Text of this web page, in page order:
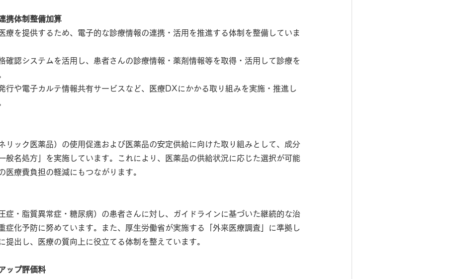
携体制整備加算
療を提供するため、電子的な診療情報の連携・活用を推進する体制を整備していま
確認システムを活用し、患者さんの診療情報・薬剤情報等を取得・活用して診療を
行や電子カルテ情報共有サービスなど、医療DXにかかる取り組みを実施・推進し
リック医薬品）の使用促進および医薬品の安定供給に向けた取り組みとして、成分
般名処方」を実施しています。これにより、医薬品の供給状況に応じた選択が可能
医療費負担の軽減にもつながります。
症・脂質異常症・糖尿病）の患者さんに対し、ガイドラインに基づいた継続的な治
症化予防に努めています。また、厚生労働省が実施する「外来医療調査」に準拠し
提出し、医療の質向上に役立てる体制を整えています。
ップ評価料